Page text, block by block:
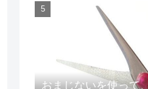
おまじないを使って